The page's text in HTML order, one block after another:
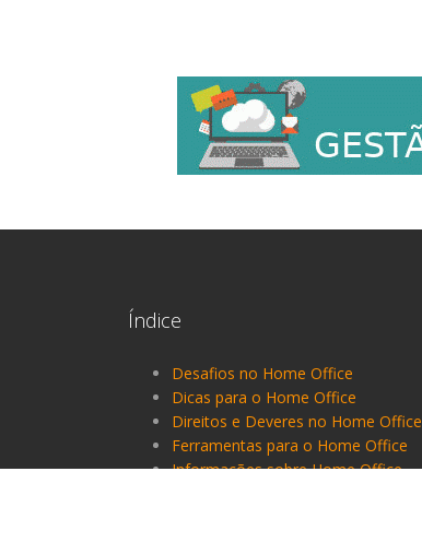
Índice
Desafios no Home Office
Dicas para o Home Office
Direitos e Deveres no Home Office
Ferramentas para o Home Office
Informações sobre Home Office